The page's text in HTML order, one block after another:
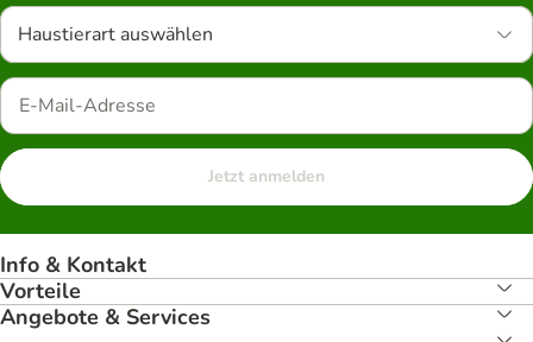
Haustierart auswählen
Jetzt anmelden
Info & Kontakt
Vorteile
Angebote & Services